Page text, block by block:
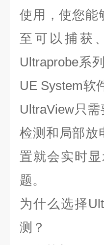
使用，使您能
至可以捕获
Ultraprobe系
UE System软
UltraView只
检测和局部放
置就会实时
题。
为什么选择
测？